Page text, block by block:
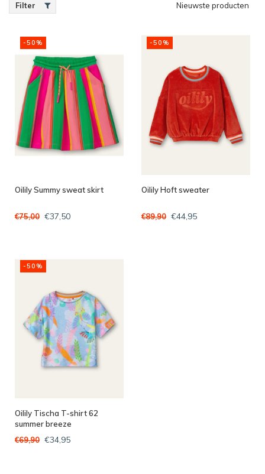
Filter Nieuwste producten
-50%
Oilily Summy sweat skirt
€75,00 €37,50
-50%
Oilily Hoft sweater
€89,90 €44,95
-50%
Oilily Tischa T-shirt 62
summer breeze
€69,90 €34,95